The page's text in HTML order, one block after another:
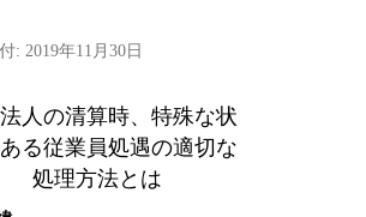
: 2019年11月30日
人の清算時、特殊な状
る従業員処遇の適切な
処理方法とは